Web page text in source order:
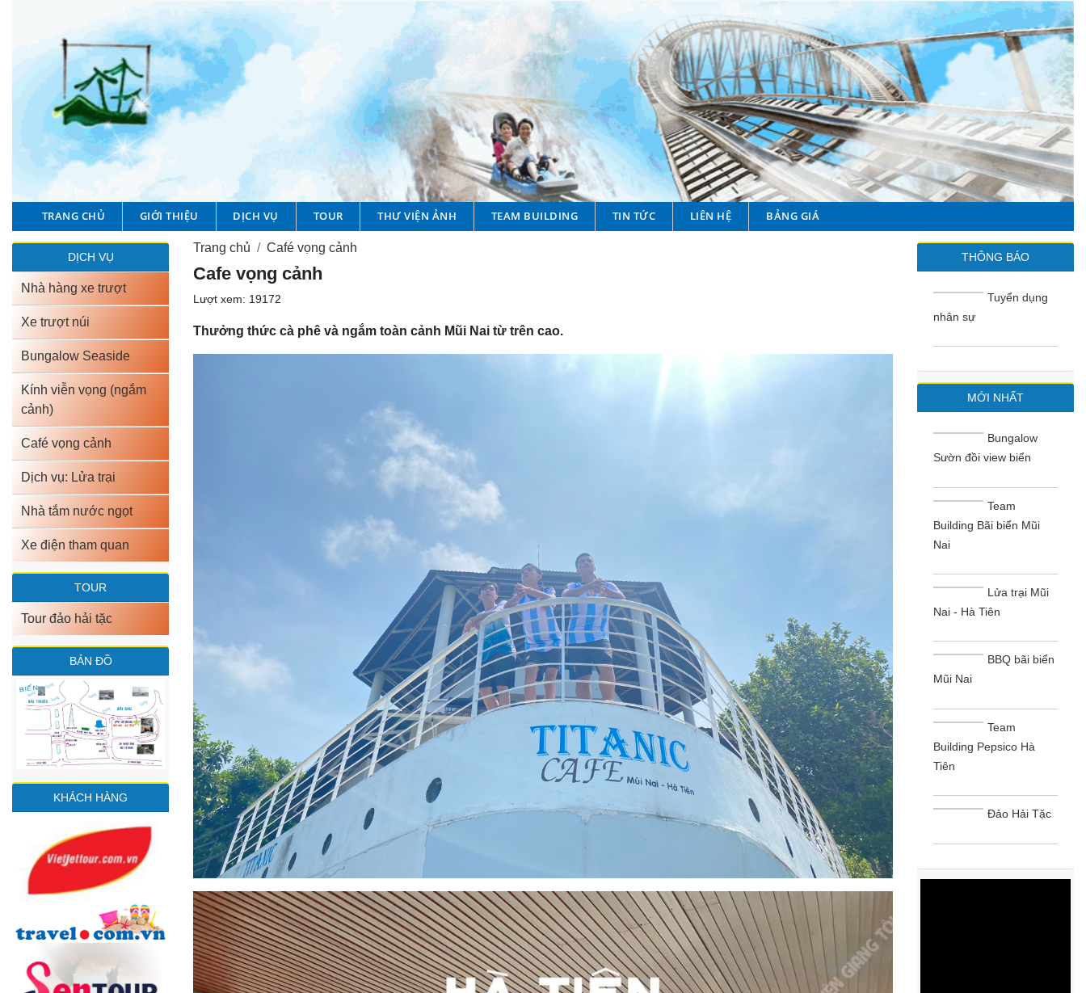
TRANG CHỦ GIỚI THIỆU DỊCH VỤ TOUR THƯ VIỆN ẢNH TEAM BUILDING TIN TỨC LIÊN HỆ BẢNG GIÁ
DỊCH VỤ
Nhà hàng xe trượt
Xe trượt núi
Bungalow Seaside
Kính viễn vọng (ngắm
cảnh)
Café vọng cảnh
Dịch vụ: Lửa trại
Nhà tắm nước ngọt
Xe điện tham quan
TOUR
Tour đảo hải tặc
BẢN ĐỒ
KHÁCH HÀNG
Trang chủ Café vọng cảnh
Cafe vọng cảnh
Lượt xem: 19172
Thưởng thức cà phê và ngắm toàn cảnh Mũi Nai từ trên cao.
THÔNG BÁO
Tuyển dụng
nhân sự
MỚI NHẤT
Bungalow
Sườn đồi view biển
Team
Building Bãi biển Mũi
Nai
Lửa trại Mũi
Nai - Hà Tiên
BBQ bãi biển
Mũi Nai
Team
Building Pepsico Hà
Tiên
Đảo Hải Tặc